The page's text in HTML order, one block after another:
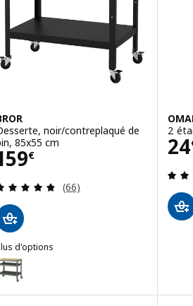
noir/contreplaqué de
85x55 cm
€
159€
Révision: 4.8 hors de 5
(66)
d'options
: BROR, Desserte, gris vert/
2
24